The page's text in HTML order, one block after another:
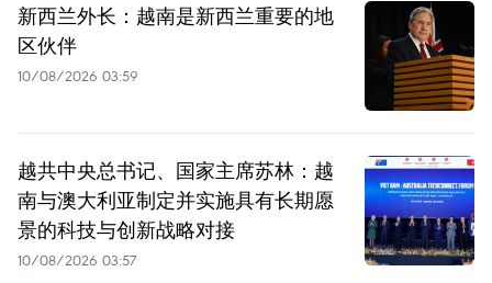
新西兰外长：越南是新西兰重要的地
区伙伴
10/08/2026 03:59
越共中央总书记、国家主席苏林：越
南与澳大利亚制定并实施具有长期愿
景的科技与创新战略对接
10/08/2026 03:57